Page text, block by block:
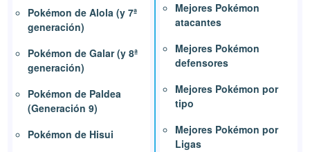
Pokémon de Alola (y 7ª
generación)
Pokémon de Galar (y 8ª
generación)
Pokémon de Paldea
(Generación 9)
Pokémon de Hisui
Mejores Pokémon
atacantes
Mejores Pokémon
defensores
Mejores Pokémon por
tipo
Mejores Pokémon por
Ligas